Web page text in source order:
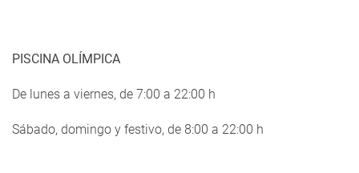
PISCINA OLÍMPICA
De lunes a viernes, de 7:00 a 22:00 h
Sábado, domingo y festivo, de 8:00 a 22:00 h